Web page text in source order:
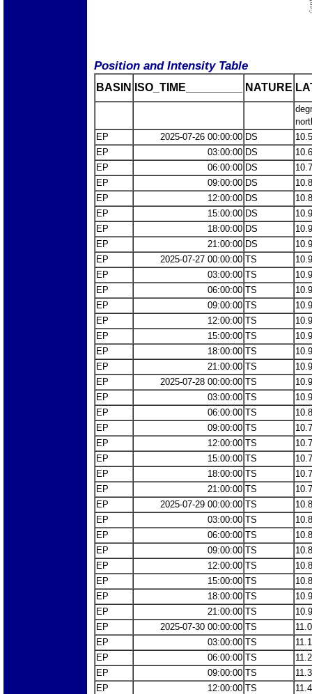
Position and Intensity Table
BASIN ISO_TIME_________ NATURE
EP
2025-07-26 00:00:00 DS
EP
03:00:00 DS
EP
06:00:00 DS
EP
09:00:00 DS
EP
12:00:00 DS
EP
15:00:00 DS
EP
18:00:00 DS
EP
21:00:00 DS
EP
2025-07-27 00:00:00 TS
EP
03:00:00 TS
EP
06:00:00 TS
EP
09:00:00 TS
EP
12:00:00 TS
EP
15:00:00 TS
EP
18:00:00 TS
EP
21:00:00 TS
EP
2025-07-28 00:00:00 TS
EP
03:00:00 TS
EP
06:00:00 TS
EP
09:00:00 TS
EP
12:00:00 TS
EP
15:00:00 TS
EP
18:00:00 TS
EP
21:00:00 TS
EP
2025-07-29 00:00:00 TS
EP
03:00:00 TS
EP
06:00:00 TS
EP
09:00:00 TS
EP
12:00:00 TS
EP
15:00:00 TS
EP
18:00:00 TS
EP
21:00:00 TS
EP
2025-07-30 00:00:00 TS
EP
03:00:00 TS
EP
06:00:00 TS
EP
09:00:00 TS
EP
12:00:00 TS